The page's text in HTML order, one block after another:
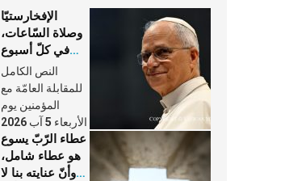
الإفخارستيّا
وصلاة السّاعات،
في كلّ أسبوع
وكلّ يوم، هما
النَّفَس في حياة
الكنيسة
النص الكامل
للمقابلة العامّة مع
المؤمنين يوم
الأربعاء 5 آب 2026
عطاء الرّبّ يسوع
هو عطاء شامل،
وأنّ عنايته بنا لا